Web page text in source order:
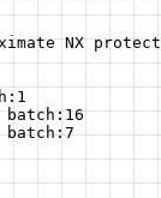
NX
batch:16
batch:7